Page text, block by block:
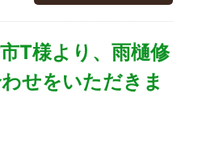
T様より、雨樋修
せをいただきま